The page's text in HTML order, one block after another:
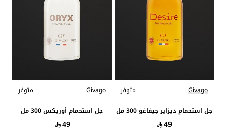
جديد Givago
متوفر
جل استحمام ديزاير جيفاغو 300 مل
49
جديد Givago
متوفر
جل استحمام أوريكس 300 مل
49